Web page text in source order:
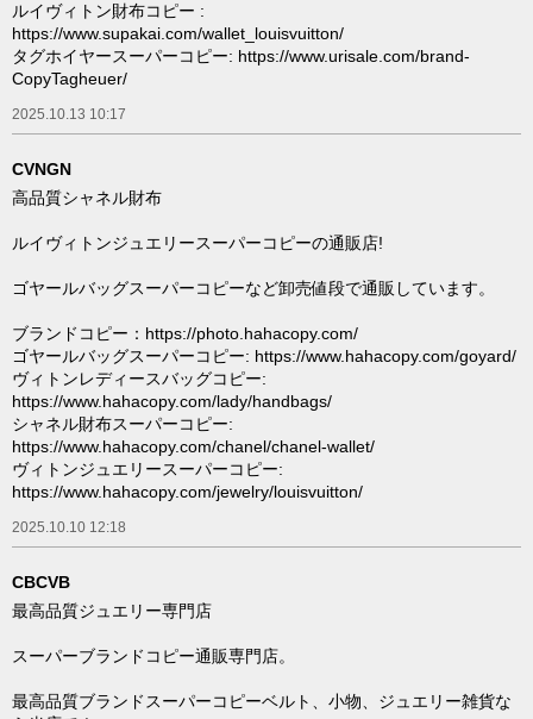
ルイヴィトン財布コピー :
https://www.supakai.com/wallet_louisvuitton/
タグホイヤースーパーコピー: https://www.urisale.com/brand-
CopyTagheuer/
2025.10.13 10:17
CVNGN
高品質シャネル財布
ルイヴィトンジュエリースーパーコピーの通販店!
ゴヤールバッグスーパーコピーなど卸売値段で通販しています。
ブランドコピー：https://photo.hahacopy.com/
ゴヤールバッグスーパーコピー: https://www.hahacopy.com/goyard/
ヴィトンレディースバッグコピー:
https://www.hahacopy.com/lady/handbags/
シャネル財布スーパーコピー:
https://www.hahacopy.com/chanel/chanel-wallet/
ヴィトンジュエリースーパーコピー:
https://www.hahacopy.com/jewelry/louisvuitton/
2025.10.10 12:18
CBCVB
最高品質ジュエリー専門店
スーパーブランドコピー通販専門店。
最高品質ブランドスーパーコピーベルト、小物、ジュエリー雑貨な